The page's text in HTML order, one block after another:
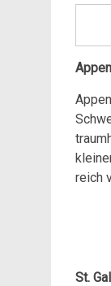
reich
St.